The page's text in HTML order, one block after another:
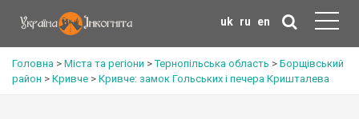
uk ru en
Головна > Міста та регіони >Тернопільська область > Борщівський
район > Кривче > Кривче: замок Гольських і печера Кришталева